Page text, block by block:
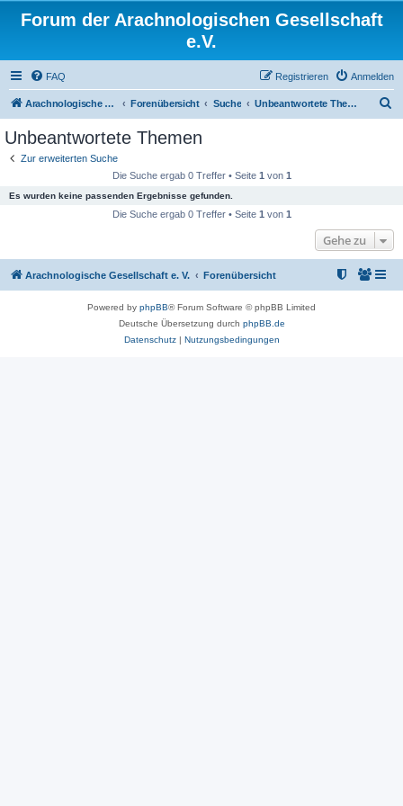
Forum der Arachnologischen Gesellschaft
e.V.
FAQ Anmelden
Registrieren
Arachnologische Gesellschaft e. V. Forenübersicht Suche Unbeantwortete Themen
Unbeantwortete Themen
Zur erweiterten Suche
Die Suche ergab 0 Treffer • Seite 1 von 1
Es wurden keine passenden Ergebnisse gefunden.
Die Suche ergab 0 Treffer • Seite 1 von 1
Gehe zu
Arachnologische Gesellschaft e. V. Forenübersicht
Powered by phpBB® Forum Software © phpBB Limited
Deutsche Übersetzung durch phpBB.de
Datenschutz| Nutzungsbedingungen